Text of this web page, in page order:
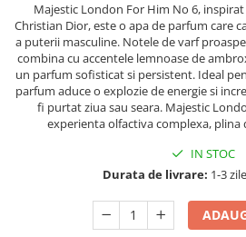
Gratare
Incubatoare
Lampi solare
Unelte
Hrana, Accesorii si Ingrijire Animale
Hrana Umeda
Hrana Uscata
Majestic London For Him No 6,
Christian Dior, este o apa de parfum care
a puterii masculine. Notele de varf
combina cu accentele lemnoase de
un parfum sofisticat si persistent. Ideal
parfum aduce o explozie de energie si
fi purtat ziua sau seara. Majestic
experienta olfactiva complexa, plina
IN STOC
Durata de livrare: 1-3